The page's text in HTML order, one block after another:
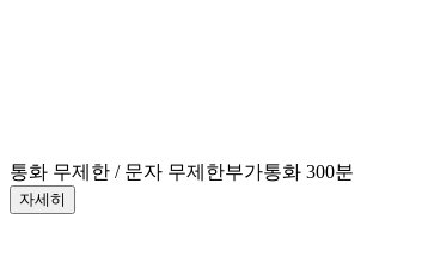
통화 무제한 / 문자 무제한부가통화 300분
자세히